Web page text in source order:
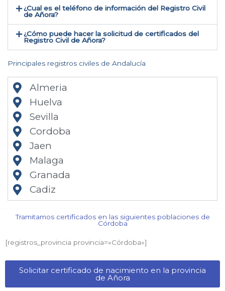
¿Cual es el teléfono de información del Registro Civil
de Añora​?
¿Cómo puede hacer la solicitud de certificados del
Registro Civil de Añora​?
Principales registros civiles de Andalucía
Almeria
Huelva
Sevilla
Cordoba
Jaen
Malaga
Granada
Cadiz
Tramitamos certificados en las siguientes poblaciones de
Córdoba​
[registros_provincia provincia=»Córdoba​»]
Solicitar certificado de nacimiento en la provincia
de Añora​